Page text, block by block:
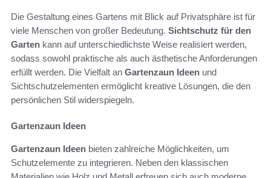
Die Gestaltung eines Gartens mit Blick auf Privatsphäre ist für
viele Menschen von großer Bedeutung. Sichtschutz für den
Garten kann auf unterschiedlichste Weise realisiert werden,
sodass sowohl praktische als auch ästhetische Anforderungen
erfüllt werden. Die Vielfalt an Gartenzaun Ideen und
Sichtschutzelementen ermöglicht kreative Lösungen, die den
persönlichen Stil widerspiegeln.
Gartenzaun Ideen
Gartenzaun Ideen bieten zahlreiche Möglichkeiten, um
Schutzelemente zu integrieren. Neben den klassischen